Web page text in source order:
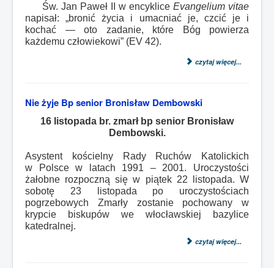
Św. Jan Paweł II w encykliceEvangelium vitae
napisał: „bronić życia i umacniać je, czcić je i
kochać — oto zadanie, które Bóg powierza
każdemu człowiekowi” (EV 42).
czytaj więcej...
Nie żyje Bp senior Bronisław Dembowski
16 listopada br. zmarł bp senior Bronisław
Dembowski.
Asystent kościelny Rady Ruchów Katolickich
w Polsce w latach 1991 – 2001. Uroczystości
żałobne rozpoczną się w piątek 22 listopada. W
sobotę 23 listopada po uroczystościach
pogrzebowych Zmarły zostanie pochowany w
krypcie biskupów we włocławskiej bazylice
katedralnej.
czytaj więcej...